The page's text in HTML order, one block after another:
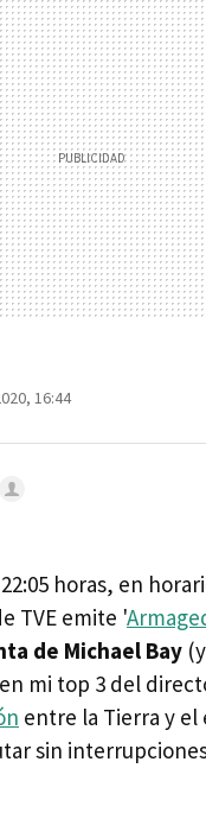
MAIL
16:44
horas, en
TVE emite '
de Michael Bay
mi top 3 del
entre la Tierra y el
sin